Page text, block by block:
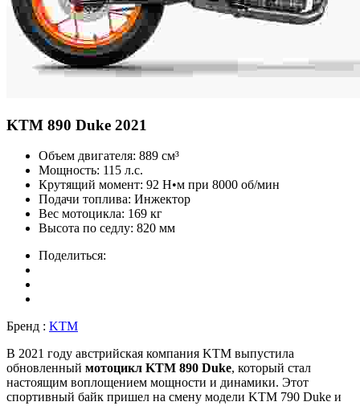
KTM 890 Duke 2021
Объем двигателя: 889 см³
Мощность: 115 л.с.
Крутящий момент: 92 Н•м при 8000 об/мин
Подачи топлива: Инжектор
Вес мотоцикла: 169 кг
Высота по седлу: 820 мм
Поделиться:
Бренд : KTM
В 2021 году австрийская компания KTM выпустила
обновленный мотоцикл KTM 890 Duke, который стал
настоящим воплощением мощности и динамики. Этот
спортивный байк пришел на смену модели KTM 790 Duke и